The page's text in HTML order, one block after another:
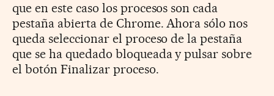
que en este caso los procesos son cada
pestaña abierta de Chrome. Ahora sólo nos
queda seleccionar el proceso de la pestaña
que se ha quedado bloqueada y pulsar sobre
el botón Finalizar proceso.